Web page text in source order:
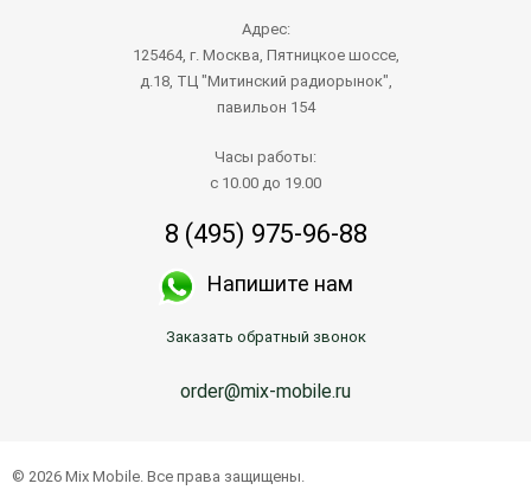
Адрес:
125464, г. Москва, Пятницкое шоссе,
д.18, ТЦ "Митинский радиорынок",
павильон 154
Часы работы:
с 10.00 до 19.00
8 (495) 975-96-88
Напишите нам
Заказать обратный звонок
order@mix-mobile.ru
© 2026 Mix Mobile. Все права защищены.